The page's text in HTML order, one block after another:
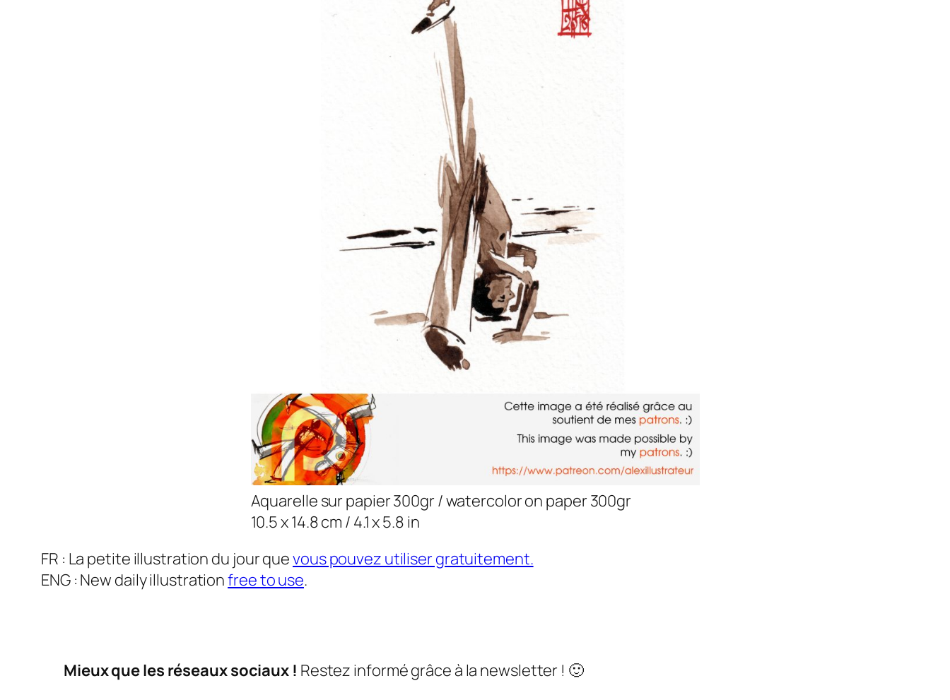
Aquarelle sur papier 300gr / watercolor on paper 300gr
10.5 x 14.8 cm / 4.1 x 5.8 in
FR : La petite illustration du jour quevous pouvez utiliser gratuitement.
ENG : New daily illustrationfree to use.
Mieux que les réseaux sociaux ! Restez informé grâce à la newsletter ! 🙂